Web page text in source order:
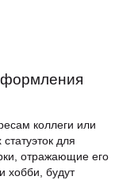
коллеги или
для
отражающие его
хобби, будут